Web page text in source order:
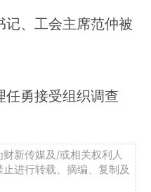
记、工会主席范仲被
任勇接受组织调查
新传媒及/或相关权利人
进行转载、摘编、复制及